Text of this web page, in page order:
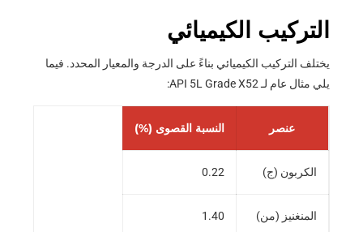
التركيب الكيميائي
يختلف التركيب الكيميائي بناءً على الدرجة والمعيار المحدد. فيما
يلي مثال عام لـ API 5L Grade X52:
عنصر النسبة القصوى (%)
الكربون (ج) 0.22
المنغنيز (من) 1.40